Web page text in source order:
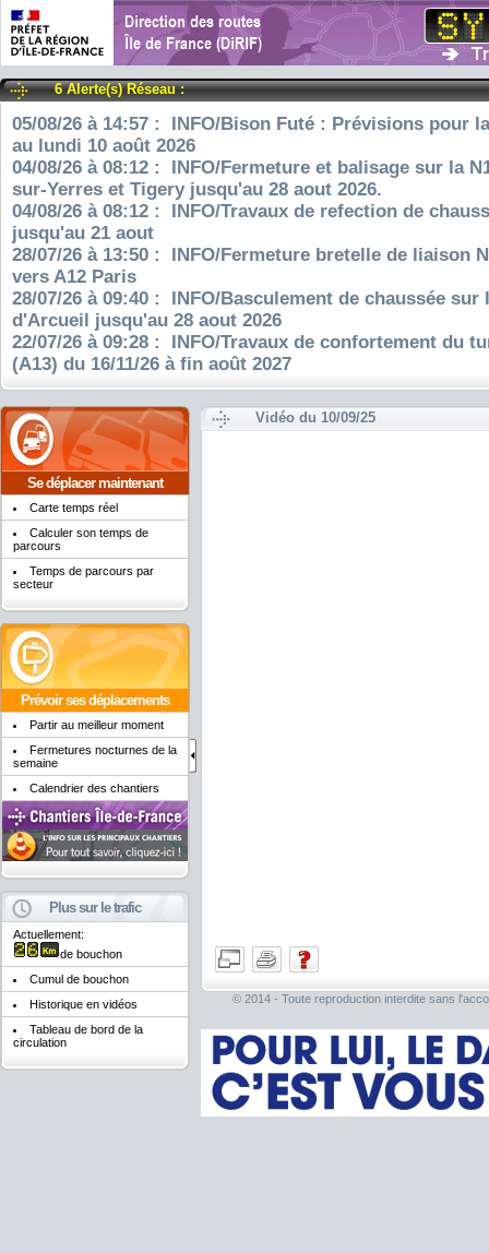
6 Alerte(s) Réseau :
05/08/26 à 14:57 : INFO/Bison Futé : Prévisions pour
au lundi 10 août 2026
04/08/26 à 08:12 : INFO/Fermeture et balisage sur la
sur-Yerres et Tigery jusqu'au 28 aout 2026.
04/08/26 à 08:12 : INFO/Travaux de refection de
jusqu'au 21 aout
28/07/26 à 13:50 : INFO/Fermeture bretelle de liaison
vers A12 Paris
28/07/26 à 09:40 : INFO/Basculement de chaussée sur
d'Arcueil jusqu'au 28 aout 2026
22/07/26 à 09:28 : INFO/Travaux de confortement du
(A13) du 16/11/26 à fin août 2027
Se déplacer maintenant
Carte temps réel
Calculer son temps de
parcours
Temps de parcours par
secteur
Prévoir ses déplacements
Partir au meilleur moment
Fermetures nocturnes de la
semaine
Calendrier des chantiers
Plus sur le trafic
Actuellement:
de bouchon
Cumul de bouchon
Historique en vidéos
Tableau de bord de la
circulation
Vidéo du 10/09/25
© 2014 - Toute reproduction interdite sans